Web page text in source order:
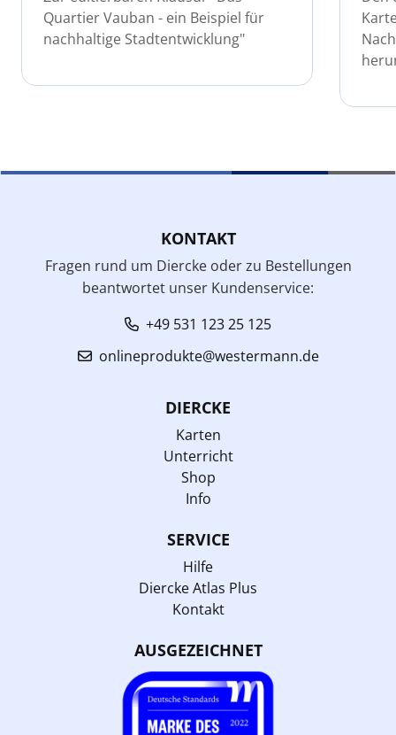
Quartier Vauban - ein Beispiel für
nachhaltige Stadtentwicklung"
KONTAKT
Fragen rund um Diercke oder zu Bestellungen
beantwortet unser Kundenservice:
+49 531 123 25 125
onlineprodukte@westermann.de
DIERCKE
Karten
Unterricht
Shop
Info
SERVICE
Hilfe
Diercke Atlas Plus
Kontakt
AUSGEZEICHNET